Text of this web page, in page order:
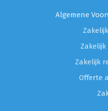
Algemene
Zakelijk
Zakelijk
Offerte